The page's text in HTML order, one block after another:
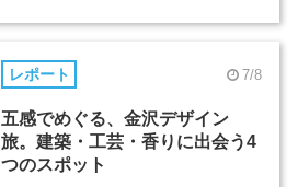
レポート 7/8
五感でめぐる、金沢デザイン
旅。建築・工芸・香りに出会う4
つのスポット